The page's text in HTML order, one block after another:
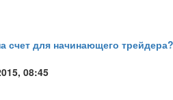
счет для начинающего трейдера?
08:45